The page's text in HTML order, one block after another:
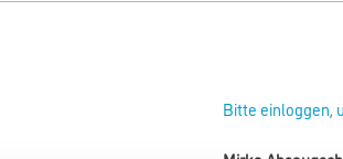
Bitte einloggen,